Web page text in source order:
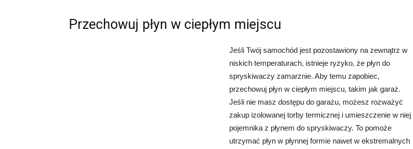
Przechowuj płyn w ciepłym miejscu
Jeśli Twój samochód jest pozostawiony na zewnątrz w
niskich temperaturach, istnieje ryzyko, że płyn do
spryskiwaczy zamarznie. Aby temu zapobiec,
przechowuj płyn w ciepłym miejscu, takim jak garaż.
Jeśli nie masz dostępu do garażu, możesz rozważyć
zakup izolowanej torby termicznej i umieszczenie w niej
pojemnika z płynem do spryskiwaczy. To pomoże
utrzymać płyn w płynnej formie nawet w ekstremalnych